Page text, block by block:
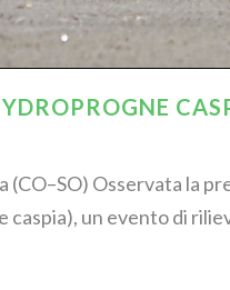
(CO–SO) Osservata la
un evento di